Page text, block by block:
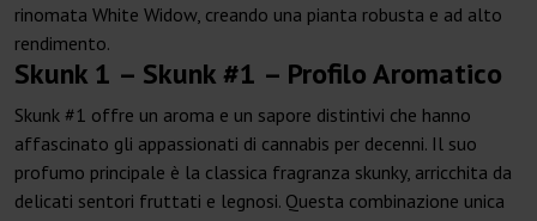
rinomata White Widow, creando una pianta robusta e ad alto
rendimento.
Skunk 1 – Skunk #1 – Profilo Aromatico
Skunk #1 offre un aroma e un sapore distintivi che hanno
affascinato gli appassionati di cannabis per decenni. Il suo
profumo principale è la classica fragranza skunky, arricchita da
delicati sentori fruttati e legnosi. Questa combinazione unica